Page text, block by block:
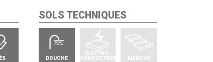
SOLS TECHNIQUES
DOUCHE
ÉLECTRO-
CONDUCTEUR
MARCHE